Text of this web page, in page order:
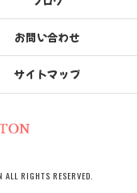
お問い合わせ
サイトマップ
RIGHTS RESERVED.